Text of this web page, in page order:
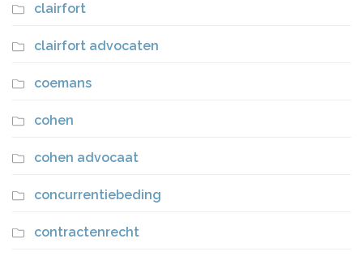
clairfort
clairfort advocaten
coemans
cohen
cohen advocaat
concurrentiebeding
contractenrecht